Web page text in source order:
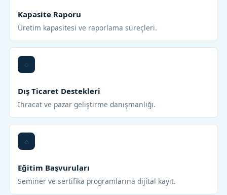
Kapasite Raporu
Üretim kapasitesi ve raporlama süreçleri.
Dış Ticaret Destekleri
İhracat ve pazar geliştirme danışmanlığı.
Eğitim Başvuruları
Seminer ve sertifika programlarına dijital kayıt.